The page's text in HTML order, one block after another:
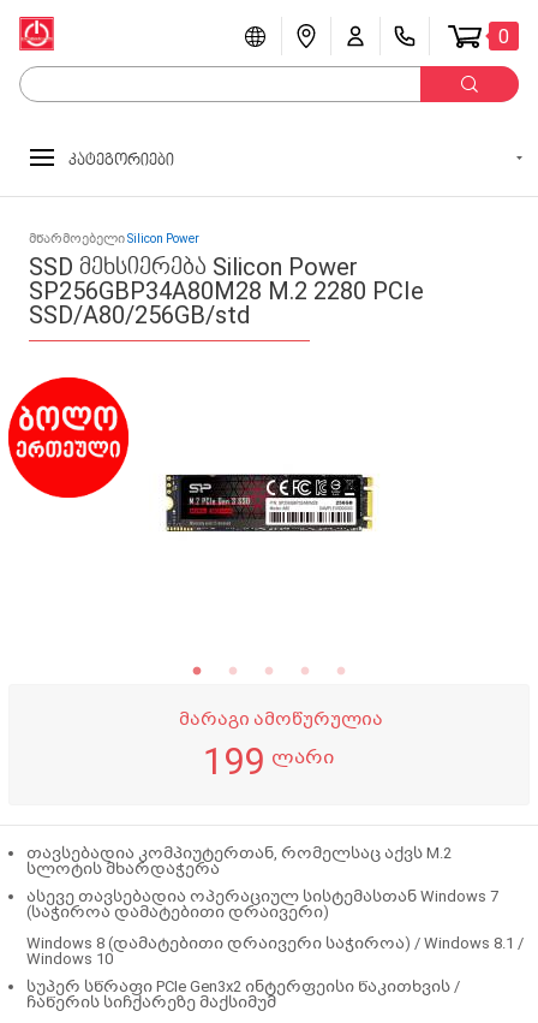
0
კატეგორიები
მწარმოებელიSilicon Power
SSD მეხსიერება Silicon Power
SP256GBP34A80M28 M.2 2280 PCIe
SSD/A80/256GB/std
მარაგი ამოწურულია
199 ლარი
თავსებადია კომპიუტერთან, რომელსაც აქვს M.2
სლოტის მხარდაჭერა
ასევე თავსებადია ოპერაციულ სისტემასთან Windows 7
(საჭიროა დამატებითი დრაივერი)
Windows 8 (დამატებითი დრაივერი საჭიროა) / Windows 8.1 /
Windows 10
სუპერ სწრაფი PCIe Gen3x2 ინტერფეისი წაკითხვის /
ჩაწერის სიჩქარეზე მაქსიმუმ